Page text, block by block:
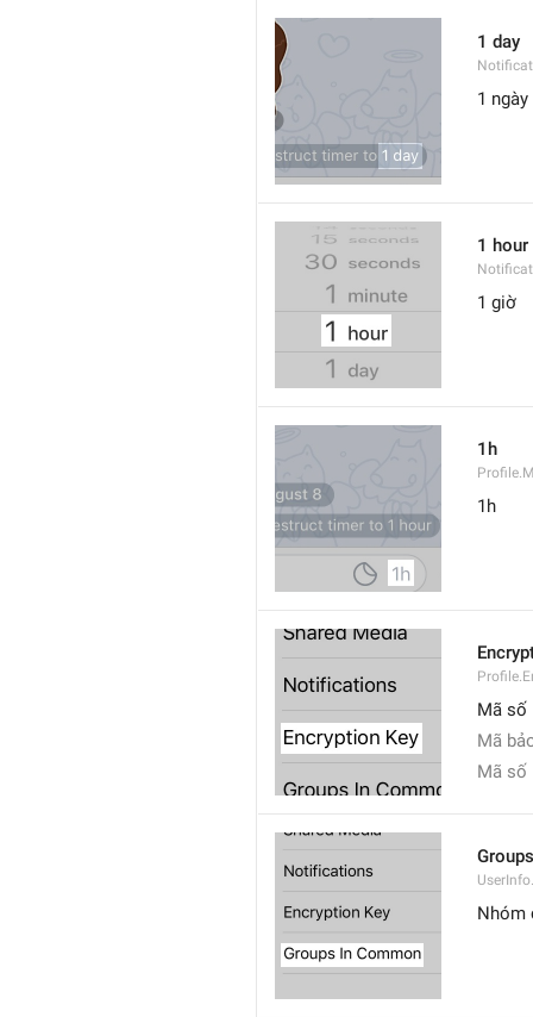
1 day
1 ngày
1 hour
1 giờ
1h
1h
Mã số
Mã
Mã số
Nhóm